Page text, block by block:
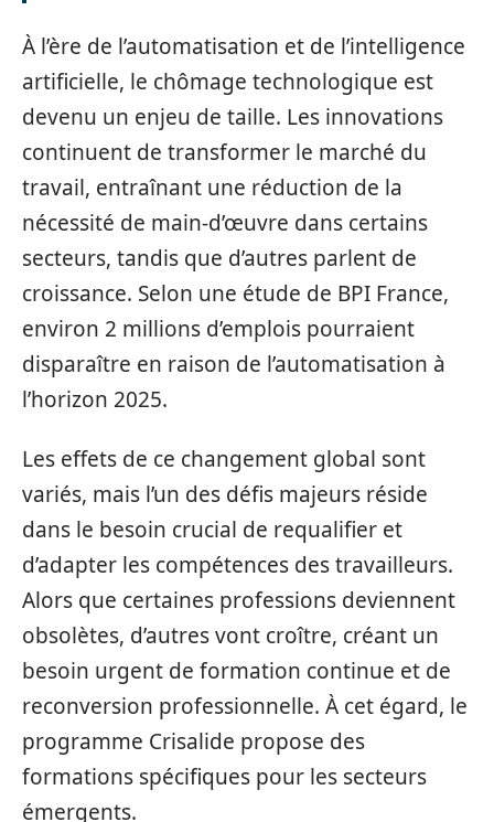
À l’ère de l’automatisation et de l’intelligence
artificielle, le chômage technologique est
devenu un enjeu de taille. Les innovations
continuent de transformer le marché du
travail, entraînant une réduction de la
nécessité de main-d’œuvre dans certains
secteurs, tandis que d’autres parlent de
croissance. Selon une étude de BPI France,
environ 2 millions d’emplois pourraient
disparaître en raison de l’automatisation à
l’horizon 2025.
Les effets de ce changement global sont
variés, mais l’un des défis majeurs réside
dans le besoin crucial de requalifier et
d’adapter les compétences des travailleurs.
Alors que certaines professions deviennent
obsolètes, d’autres vont croître, créant un
besoin urgent de formation continue et de
reconversion professionnelle. À cet égard, le
programme Crisalide propose des
formations spécifiques pour les secteurs
émergents.